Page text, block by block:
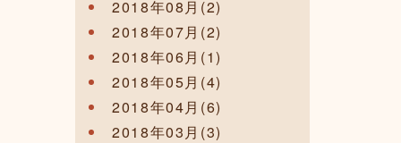
2018年08月(2)
2018年07月(2)
2018年06月(1)
2018年05月(4)
2018年04月(6)
2018年03月(3)